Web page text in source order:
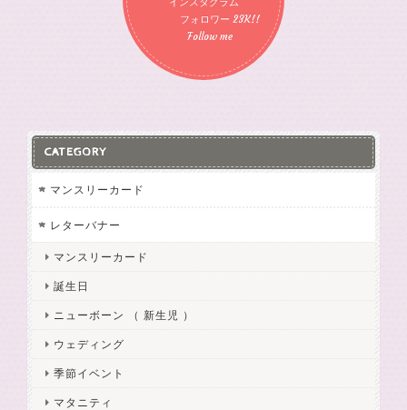
フォロワー 23K!!
Follow me
CATEGORY
マンスリーカード
レターバナー
マンスリーカード
誕生日
ニューボーン （ 新生児 ）
ウェディング
季節イベント
マタニティ